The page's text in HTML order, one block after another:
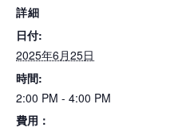
詳細
日付:
2025年6月25日
時間:
2:00 PM - 4:00 PM
費用：